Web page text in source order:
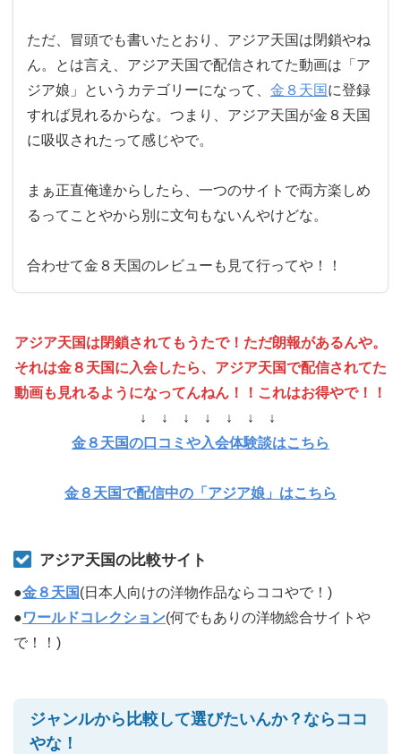
ただ、冒頭でも書いたとおり、アジア天国は閉鎖やね
ん。とは言え、アジア天国で配信されてた動画は「ア
ジア娘」というカテゴリーになって、 金８天国 に登録
すれば見れるからな。つまり、アジア天国が金８天国
に吸収されたって感じやで。
まぁ正直俺達からしたら、一つのサイトで両方楽しめ
るってことやから別に文句もないんやけどな。
合わせて金８天国のレビューも見て行ってや！！
アジア天国は閉鎖されてもうたで！ただ朗報があるんや。
それは金８天国に入会したら、アジア天国で配信されてた
動画も見れるようになってんねん！！これはお得やで！！
↓ ↓ ↓ ↓ ↓ ↓ ↓
金８天国の口コミや入会体験談はこちら
金８天国で配信中の「アジア娘」はこちら
アジア天国の比較サイト
●金８天国(日本人向けの洋物作品ならココやで！)
●ワールドコレクション(何でもありの洋物総合サイトや
で！！)
ジャンルから比較して選びたいんか？ならココ
やな！